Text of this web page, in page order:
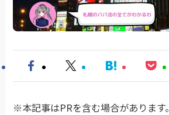
※本記事はPRを含む場合があります。